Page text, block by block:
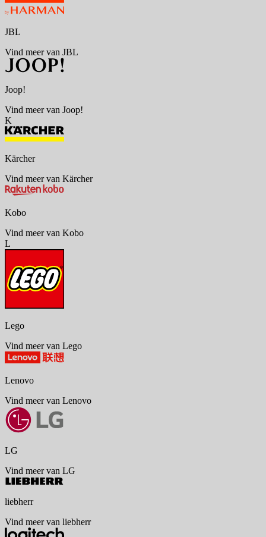
JBL
Vind meer van JBL
Joop!
Vind meer van Joop!
K
Kärcher
Vind meer van Kärcher
Kobo
Vind meer van Kobo
L
Lego
Vind meer van Lego
Lenovo
Vind meer van Lenovo
LG
Vind meer van LG
liebherr
Vind meer van liebherr